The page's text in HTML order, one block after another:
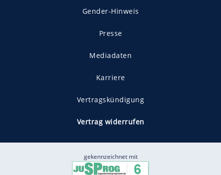
Gender-Hinweis
Presse
Mediadaten
Karriere
Vertragskündigung
Vertrag widerrufen
gekennzeichnet mit